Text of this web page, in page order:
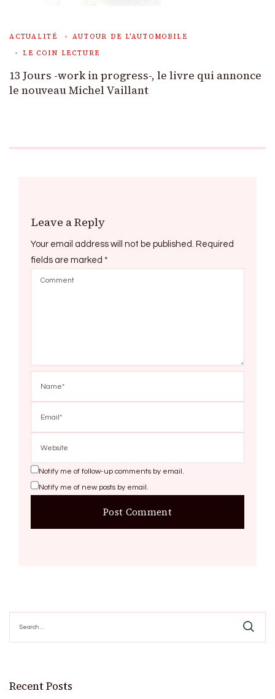
ACTUALITÉ
AUTOUR DE L'AUTOMOBILE
LE COIN LECTURE
13 Jours -work in progress-, le livre qui annonce
le nouveau Michel Vaillant
Leave a Reply
Your email address will not be published. Required
fields are marked *
Notify me of follow-up comments by email.
Notify me of new posts by email.
for:
Recent Posts